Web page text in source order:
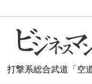
打撃系総合武道「空